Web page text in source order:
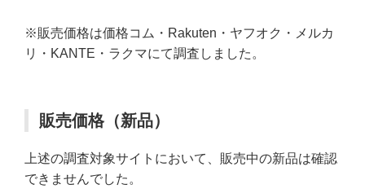
※販売価格は価格コム・Rakuten・ヤフオク・メルカ
リ・KANTE・ラクマにて調査しました。
販売価格（新品）
上述の調査対象サイトにおいて、販売中の新品は確認
できませんでした。